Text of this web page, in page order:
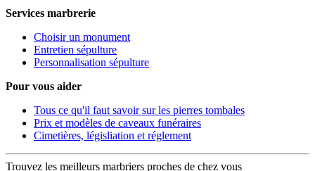
Services marbrerie
Choisir un monument
Entretien sépulture
Personnalisation sépulture
Pour vous aider
Tous ce qu'il faut savoir sur les pierres tombales
Prix et modèles de caveaux funéraires
Cimetières, législiation et réglement
Trouvez les meilleurs marbriers proches de chez vous